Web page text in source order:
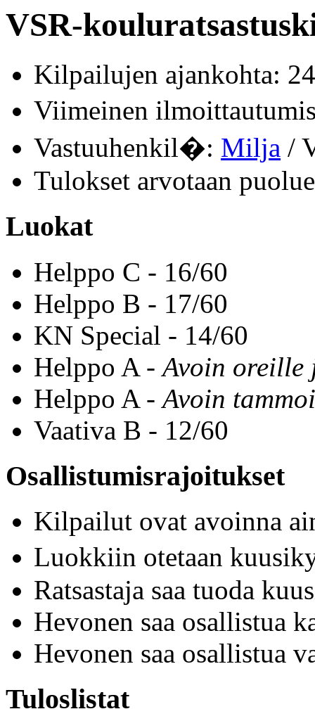
VSR-
Kilpailujen ajankohta:
Viimeinen
Vastuuhenkil�: Milja /
Tulokset arvotaan
Luokat
Helppo C - 16/60
Helppo B - 17/60
KN Special - 14/60
Helppo A -Avoin
Helppo A -Avoin
Vaativa B - 12/60
Osallistumisrajoitukset
Kilpailut ovat avoinna
Luokkiin otetaan
Ratsastaja saa tuoda
Hevonen saa osallistua
Hevonen saa osallistua
Tuloslistat